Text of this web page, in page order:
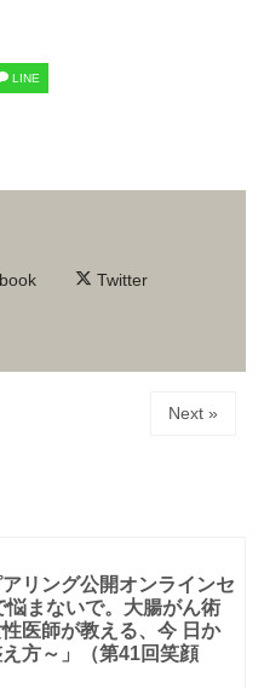
LINE
Twitter
Next »
アリング公開オンラインセ
悩まないで。大腸がん術
医師が教える、今 日か
方～」（第41回笑顔